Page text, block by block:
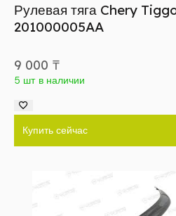
Рулевая тяга Chery
201000005AA
9 000 ₸
5 шт в наличии
Купить сейчас